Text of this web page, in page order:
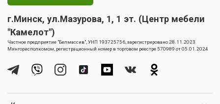
г.Минск, ул.Мазурова, 1, 1 эт. (Центр мебели
"Камелот")
Частное предприятие "Белмассив", УНП 193725756, зарегистрировано 28.11.2023
Мингорисполкомом, регистрационный номер в торговом реестре 570989 от 05.01.2024